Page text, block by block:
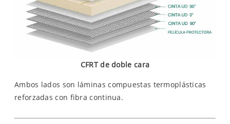
CFRT de doble cara
Ambos lados son láminas compuestas termoplásticas
reforzadas con fibra continua.